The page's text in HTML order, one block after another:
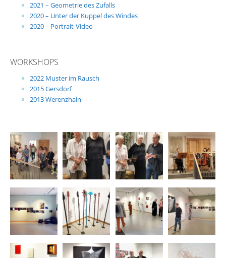
2021 – Geometrie des Zufalls
2020 – Unter der Kuppel des Windes
2020 – Portrait-Video
WORKSHOPS
2022 Muster im Rausch
2015 Gersdorf
2013 Werenzhain